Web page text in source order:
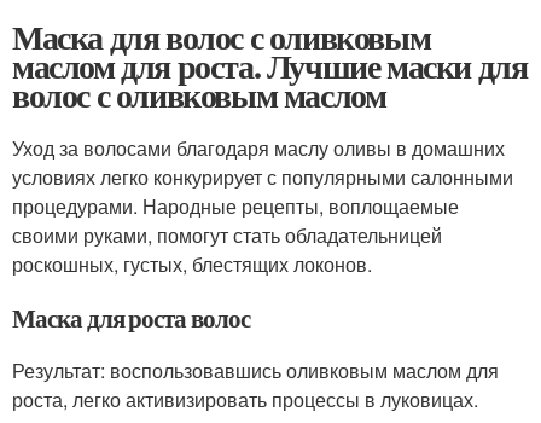
Маска для волос с оливковым
маслом для роста. Лучшие маски для
волос с оливковым маслом
Уход за волосами благодаря маслу оливы в домашних
условиях легко конкурирует с популярными салонными
процедурами. Народные рецепты, воплощаемые
своими руками, помогут стать обладательницей
роскошных, густых, блестящих локонов.
Маска для роста волос
Результат: воспользовавшись оливковым маслом для
роста, легко активизировать процессы в луковицах.